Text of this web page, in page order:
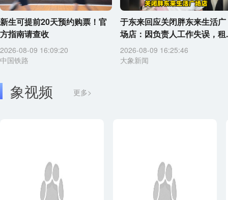
新生可提前20天预约购票！官
方指南请查收
2026-08-09 16:09:20
中国铁路
于东来回应关闭胖东来生活广
场店：因负责人工作失误，租
2026-08-09 16:25:46
大象新闻
象视频 更多>